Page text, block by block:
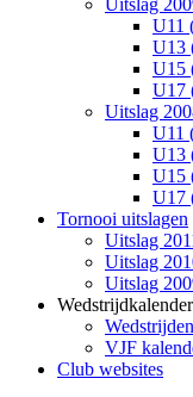
U11
U13
U15
U17
Uitslag
U11
U13
U15
U17
Tornooi uitslagen
Uitslag
Uitslag
Uitslag
VJF
Club websites